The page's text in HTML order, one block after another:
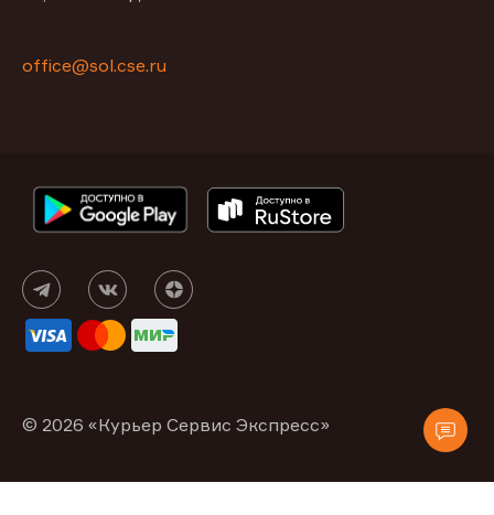
office@sol.cse.ru
© 2026 «Курьер Сервис Экспресс»